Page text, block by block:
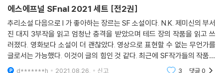
우리는 그들의 얼굴을 기억하려 노력한다.
--- 프랜 와일드, 「폭풍의 목록」 중에서
호를 붙였다.
“휴고상·네뷸러상·로커스상”에 호명된 작품을 한꺼번에 만나다!
2020 휴고상·네뷸러상·로커스상 수상작,최종후보작 수록!
2020년 SF 본고장에서, 2021년 한국에서 재탄생한 기념비적인 선집!
에스에프널 SFnal 2021 세트 [전2권]
추리소설 다음으로 I 가 좋아하는 장르는 SF 소설이다. N.K. 제미신의 부서
진 대지 3부작을 읽고 엄청난 충격을 받았으며 테드 장의 작품을 읽고 쓰
러졌다. 영화보다 소설이 더 괜찮았다. 영상으로 표현할 수 없는 무언가를
글로서는 가능했다. 이것이 글의 힘인 것 같다. 최근에 SF작가들의 작품을
하나로 묶어 '에스에프널 SFnal 2021'세트라는 책이 출간되었다. 책은 2
d*******h 2021.08.26. 신고 3 댓글0